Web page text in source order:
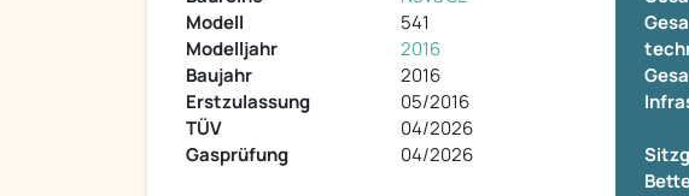
Modell
541
Modelljahr
2016
Baujahr
2016
Erstzulassung
05/2016
TÜV
04/2026
Gasprüfung
04/2026